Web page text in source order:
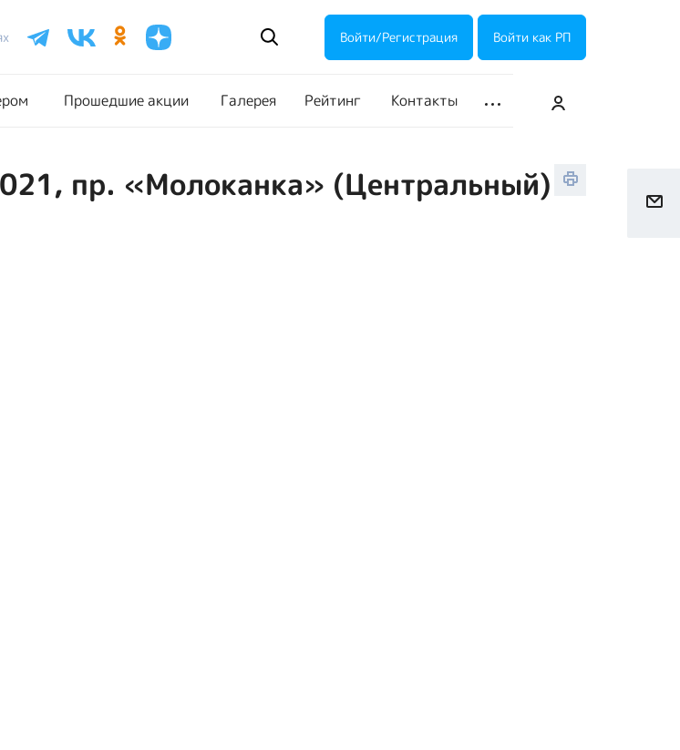
Войти/Регистрация Войти как РП
Прошедшие акции Галерея Рейтинг Контакты
Как стать волонтером Прошедшие акции
пр. «Молоканка» (Центральный)